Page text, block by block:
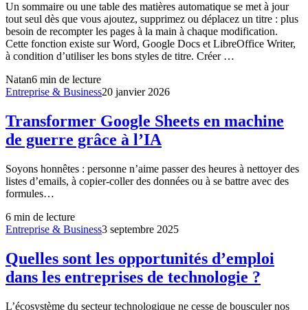
Un sommaire ou une table des matières automatique se met à jour
tout seul dès que vous ajoutez, supprimez ou déplacez un titre : plus
besoin de recompter les pages à la main à chaque modification.
Cette fonction existe sur Word, Google Docs et LibreOffice Writer,
à condition d’utiliser les bons styles de titre. Créer …
Natan6 min de lecture
Entreprise & Business20 janvier 2026
Transformer Google Sheets en machine
de guerre grâce à l’IA
Soyons honnêtes : personne n’aime passer des heures à nettoyer des
listes d’emails, à copier-coller des données ou à se battre avec des
formules…
6 min de lecture
Entreprise & Business3 septembre 2025
Quelles sont les opportunités d’emploi
dans les entreprises de technologie ?
L’écosystème du secteur technologique ne cesse de bousculer nos